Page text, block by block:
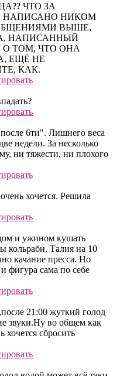
ЧТО ЗА
НАПИСАНО НИКОМ
ВЫШЕ,
НАПИСАННЫЙ
О ТОМ, ЧТО ОНА
ЕЩЁ НЕ
КАК.
6ти". Лишнего веса
недели. За несколько
ни тяжести, ни плохого
хочется. Решила
и ужином кушать
кольраби. Талия на 10
качание пресса. Но
фигура сама по себе
21:00 жуткий голод
звуки.Ну во общем как
хочется сбросить